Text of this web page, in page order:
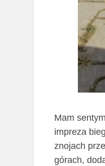
Mam
impreza
znojach
górach,